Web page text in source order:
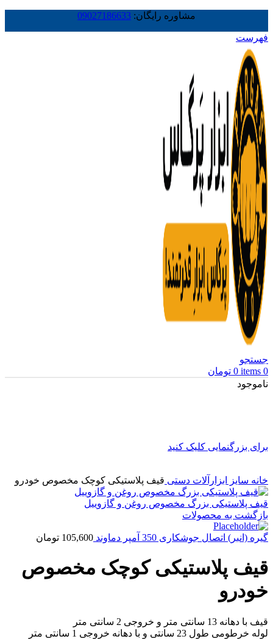
مشاوره رایگان: 09027186633
فهرست
جستجو
0
items
0 تومان
ناموجود
برای بزرگنمایی کلیک کنید
خانه سایز ابزارآلات دستی قیف پلاستیکی کوچک مخصوص خودرو
قیف پلاستیکی بزرگ مخصوص روغن و گازوییل
بازگشت به محصولات
گیره (انبر) اتصال جوشکاری 350 آمپر دماوند 105,600 تومان
قیف پلاستیکی کوچک مخصوص
خودرو
قیف با دهانه 13 سانتی متر و خروجی 2 سانتی متر
لوله خرطومی طول 23 سانتی و با دهانه خروجی 1 سانتی متر